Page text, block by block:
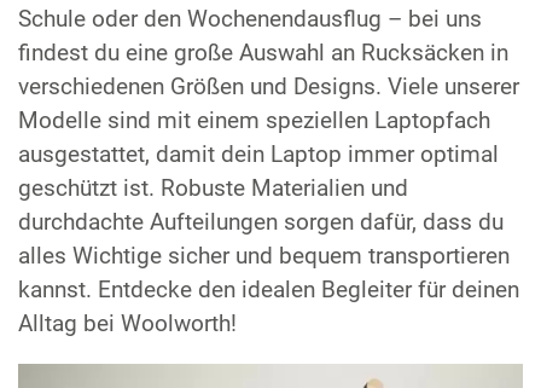
Schule oder den Wochenendausflug – bei uns
findest du eine große Auswahl an Rucksäcken in
verschiedenen Größen und Designs. Viele unserer
Modelle sind mit einem speziellen Laptopfach
ausgestattet, damit dein Laptop immer optimal
geschützt ist. Robuste Materialien und
durchdachte Aufteilungen sorgen dafür, dass du
alles Wichtige sicher und bequem transportieren
kannst. Entdecke den idealen Begleiter für deinen
Alltag bei Woolworth!